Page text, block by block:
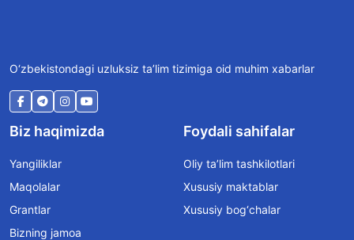
O‘zbekistondagi uzluksiz ta’lim tizimiga oid muhim xabarlar
Biz haqimizda
Yangiliklar
Maqolalar
Grantlar
Bizning jamoa
Foydali sahifalar
Oliy ta’lim tashkilotlari
Xususiy maktablar
Xususiy bog‘chalar